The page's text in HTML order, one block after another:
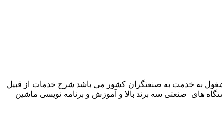
زیمنس المان می باشد مشغول به خدمت به صنعتگران کشور می باشد شرح خدمات از قبیل
های صنعتی سه برند بالا و آموزش و برنامه نویسی ماشین